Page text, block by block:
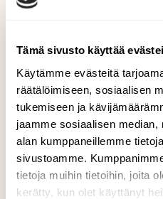
Tämä sivusto käyttää
Käytämme evästeitä
räätälöimiseen, sosiaalisen
tukemiseen ja
jaamme sosiaalisen
alan kumppaneillemme
sivustoamme.
tietoja muihin tietoihin, joita
kerätty, kun olet käyttänyt
On se viisas lintu ja
Nykyisin näitä näkee
ennen